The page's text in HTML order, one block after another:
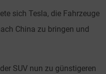
sich Tesla, die Fahrzeuge
China zu bringen und
SUV nun zu günstigeren